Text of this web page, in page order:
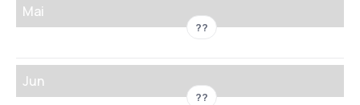
Mai
??
Jun
??